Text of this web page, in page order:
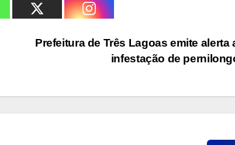
Prefeitura de Três Lagoas emite alerta
infestação de